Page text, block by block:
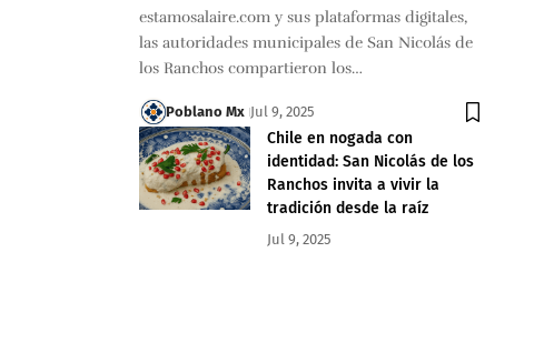
estamosalaire.com y sus plataformas digitales,
las autoridades municipales de San Nicolás de
los Ranchos compartieron los…
Poblano Mx Jul 9, 2025
Chile en nogada con
identidad: San Nicolás de los
Ranchos invita a vivir la
tradición desde la raíz
Jul 9, 2025